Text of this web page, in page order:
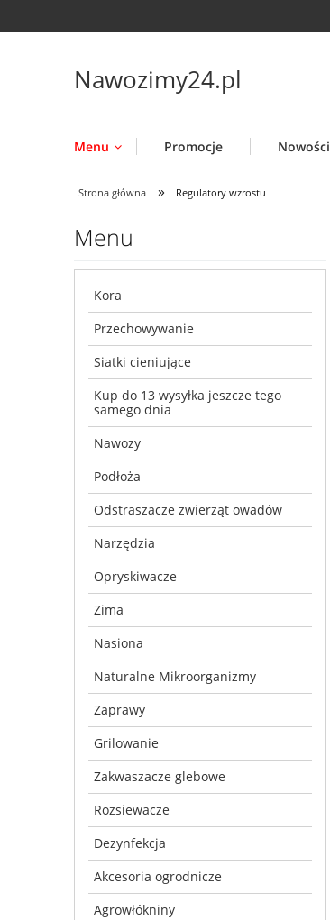
Nawozimy24.pl
Menu Promocje Nowości
Strona główna » Regulatory wzrostu
Menu
Kora
Przechowywanie
Siatki cieniujące
Kup do 13 wysyłka jeszcze tego
samego dnia
Nawozy
Podłoża
Odstraszacze zwierząt owadów
Narzędzia
Opryskiwacze
Zima
Nasiona
Naturalne Mikroorganizmy
Zaprawy
Grilowanie
Zakwaszacze glebowe
Rozsiewacze
Dezynfekcja
Akcesoria ogrodnicze
Agrowłókniny